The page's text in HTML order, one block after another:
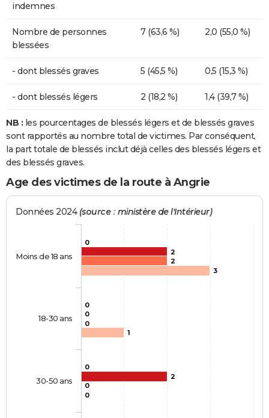
indemnes
Nombre de personnes
blessées
7 (63,6 %) 2,0 (55,0 %)
- dont blessés graves 5 (45,5 %) 0,5 (15,3 %)
- dont blessés légers 2 (18,2 %) 1,4 (39,7 %)
NB : les pourcentages de blessés légers et de blessés graves
sont rapportés au nombre total de victimes. Par conséquent,
la part totale de blessés inclut déjà celles des blessés légers et
des blessés graves.
Age des victimes de la route à Angrie
Données 2024 (source : ministère de l'Intérieur)
0
0
0
2
0
2
2
0
0
3
1
0
Moins de 18 ans
18-30 ans
30-50 ans